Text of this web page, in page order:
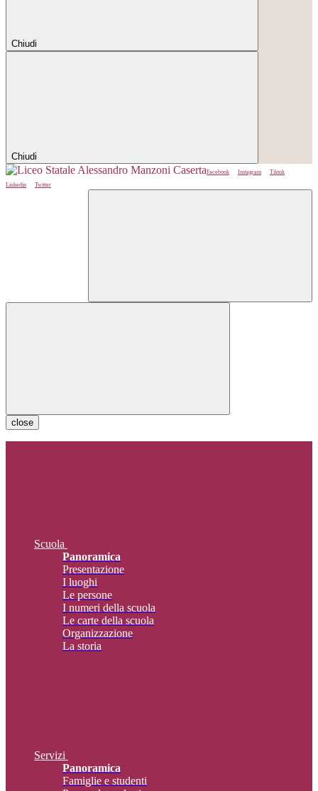
Chiudi
Chiudi
Facebook Instagram
Tiktok
Linkedin
Twitter
close
Scuola
Panoramica
Presentazione
I luoghi
Le persone
I numeri della scuola
Le carte della scuola
Organizzazione
La storia
Servizi
Panoramica
Famiglie e studenti